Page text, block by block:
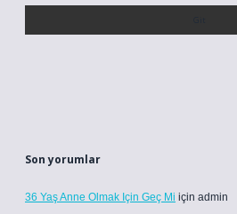
Son yorumlar
36 Yaş Anne Olmak Için Geç Mi için admin